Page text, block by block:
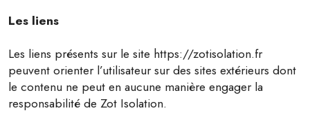
Les liens
Les liens présents sur le site https://zotisolation.fr
peuvent orienter l’utilisateur sur des sites extérieurs dont
le contenu ne peut en aucune manière engager la
responsabilité de Zot Isolation.